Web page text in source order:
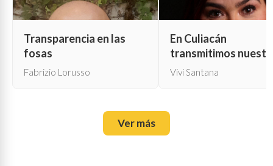
Transparencia en las
fosas
Fabrizio Lorusso
En Culiacán
transmitimos
propia muerte
Vivi Santana
Ver más